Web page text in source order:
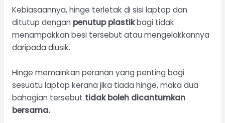
Kebiasaannya, hinge terletak di sisi laptop dan
ditutup dengan penutup plastikbagi tidak
menampakkan besi tersebut atau mengelakkannya
daripada diusik.
Hinge memainkan peranan yang penting bagi
sesuatu laptop kerana jika tiada hinge, maka dua
bahagian tersebut tidak boleh dicantumkan
bersama.